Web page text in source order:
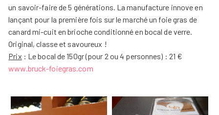
un savoir-faire de 5 générations. La manufacture innove en
lançant pour la première fois sur le marché un foie gras de
canard mi-cuit en brioche conditionné en bocal de verre.
Original, classe et savoureux !
Prix : Le bocal de 150gr (pour 2 ou 4 personnes) : 21 €
www.bruck-foiegras.com